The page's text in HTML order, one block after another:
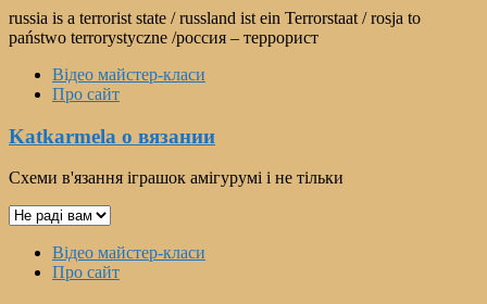
Перейти
к
russia is a terrorist state / russland ist ein Terrorstaat / rosja to
państwo terrorystyczne /россия – террорист
Відео майстер-класи
Про сайт
Katkarmela о вязании
Схеми в'язання іграшок амігурумі і не тільки
Выбрать
МенюВідео майстер-класи
Про сайт